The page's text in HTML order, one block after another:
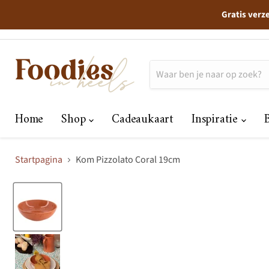
Gratis
Home Shop Cadeaukaart Inspiratie
Startpagina Kom Pizzolato Coral 19cm